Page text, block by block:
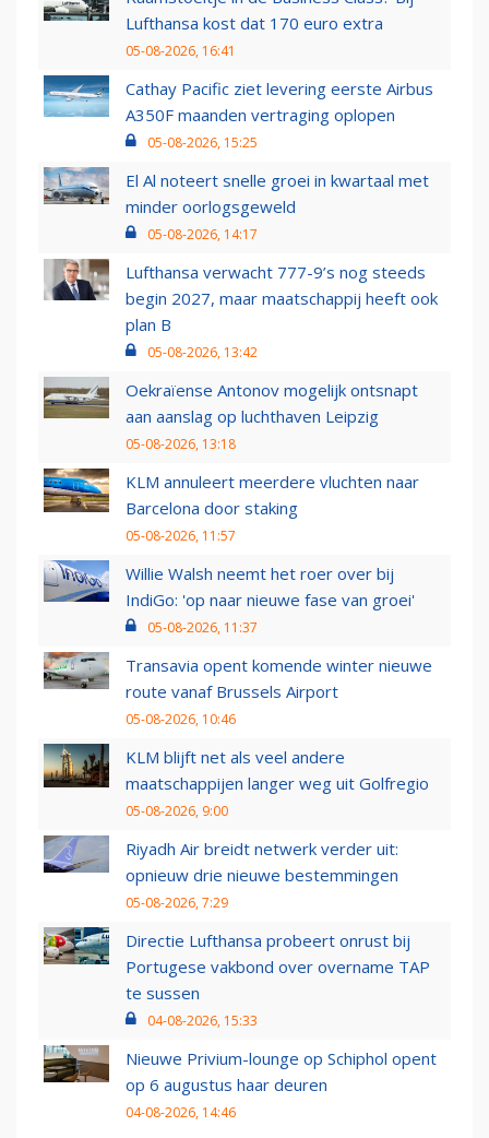
Lufthansa kost dat 170 euro extra
05-08-2026, 16:41
Cathay Pacific ziet levering eerste Airbus
A350F maanden vertraging oplopen
05-08-2026, 15:25
El Al noteert snelle groei in kwartaal met
minder oorlogsgeweld
05-08-2026, 14:17
Lufthansa verwacht 777-9’s nog steeds
begin 2027, maar maatschappij heeft ook
plan B
05-08-2026, 13:42
Oekraïense Antonov mogelijk ontsnapt
aan aanslag op luchthaven Leipzig
05-08-2026, 13:18
KLM annuleert meerdere vluchten naar
Barcelona door staking
05-08-2026, 11:57
Willie Walsh neemt het roer over bij
IndiGo: 'op naar nieuwe fase van groei'
05-08-2026, 11:37
Transavia opent komende winter nieuwe
route vanaf Brussels Airport
05-08-2026, 10:46
KLM blijft net als veel andere
maatschappijen langer weg uit Golfregio
05-08-2026, 9:00
Riyadh Air breidt netwerk verder uit:
opnieuw drie nieuwe bestemmingen
05-08-2026, 7:29
Directie Lufthansa probeert onrust bij
Portugese vakbond over overname TAP
te sussen
04-08-2026, 15:33
Nieuwe Privium-lounge op Schiphol opent
op 6 augustus haar deuren
04-08-2026, 14:46